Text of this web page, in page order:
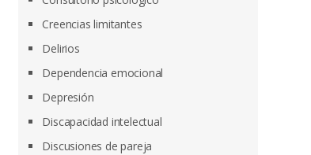
Creencias limitantes
Delirios
Dependencia emocional
Depresión
Discapacidad intelectual
Discusiones de pareja